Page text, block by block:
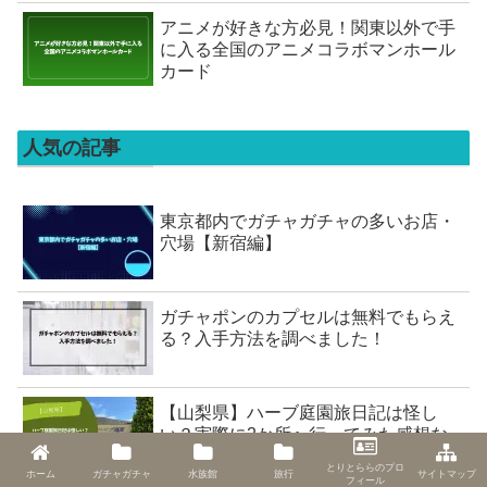
アニメが好きな方必見！関東以外で手
に入る全国のアニメコラボマンホール
カード
人気の記事
東京都内でガチャガチャの多いお店・
穴場【新宿編】
ガチャポンのカプセルは無料でもらえ
る？入手方法を調べました！
【山梨県】ハーブ庭園旅日記は怪し
い？実際に2か所へ行ってみた感想な
どをご紹介します
ホーム ガチャガチャ 水族館 旅行
とりとららのプロ
フィール
サイトマップ